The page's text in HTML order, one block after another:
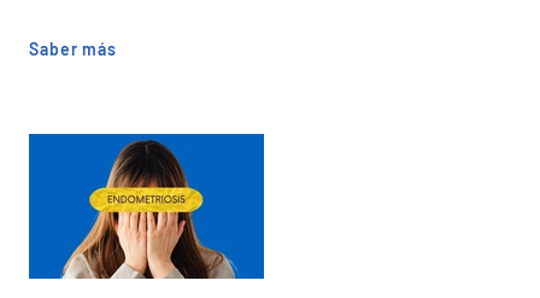
Saber más